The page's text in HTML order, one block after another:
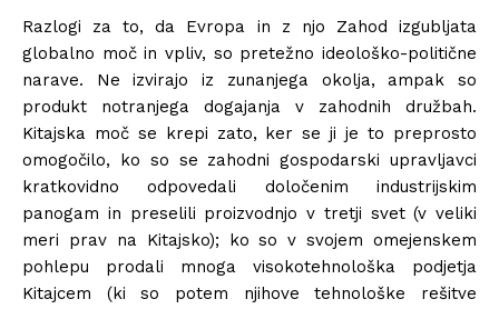
Razlogi za to, da Evropa in z njo Zahod izgubljata
globalno moč in vpliv, so pretežno ideološko-politične
narave. Ne izvirajo iz zunanjega okolja, ampak so
produkt notranjega dogajanja v zahodnih družbah.
Kitajska moč se krepi zato, ker se ji je to preprosto
omogočilo, ko so se zahodni gospodarski upravljavci
kratkovidno odpovedali določenim industrijskim
panogam in preselili proizvodnjo v tretji svet (v veliki
meri prav na Kitajsko); ko so v svojem omejenskem
pohlepu prodali mnoga visokotehnološka podjetja
Kitajcem (ki so potem njihove tehnološke rešitve